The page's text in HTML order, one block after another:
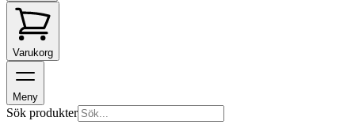
Varukorg
Meny
Sök produkter